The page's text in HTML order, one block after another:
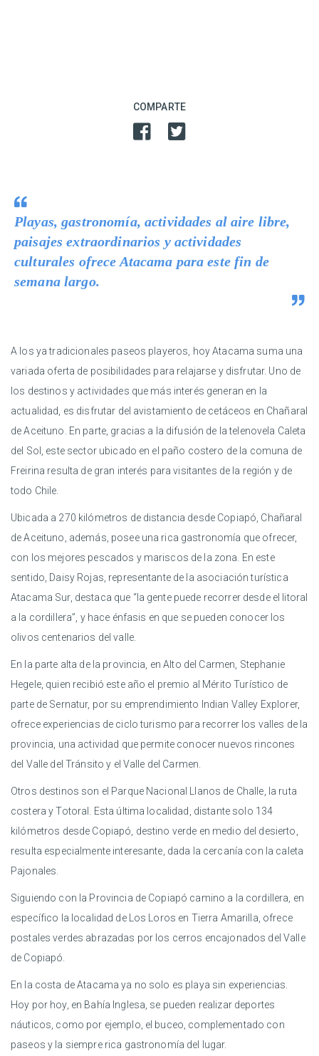
COMPARTE
Playas, gastronomía, actividades al aire libre,
paisajes extraordinarios y actividades
culturales ofrece Atacama para este fin de
semana largo.
A los ya tradicionales paseos playeros, hoy Atacama suma una
variada oferta de posibilidades para relajarse y disfrutar. Uno de
los destinos y actividades que más interés generan en la
actualidad, es disfrutar del avistamiento de cetáceos en Chañaral
de Aceituno. En parte, gracias a la difusión de la telenovela Caleta
del Sol, este sector ubicado en el paño costero de la comuna de
Freirina resulta de gran interés para visitantes de la región y de
todo Chile.
Ubicada a 270 kilómetros de distancia desde Copiapó, Chañaral
de Aceituno, además, posee una rica gastronomía que ofrecer,
con los mejores pescados y mariscos de la zona. En este
sentido, Daisy Rojas, representante de la asociación turística
Atacama Sur, destaca que “la gente puede recorrer desde el litoral
a la cordillera”, y hace énfasis en que se pueden conocer los
olivos centenarios del valle.
En la parte alta de la provincia, en Alto del Carmen, Stephanie
Hegele, quien recibió este año el premio al Mérito Turístico de
parte de Sernatur, por su emprendimiento Indian Valley Explorer,
ofrece experiencias de ciclo turismo para recorrer los valles de la
provincia, una actividad que permite conocer nuevos rincones
del Valle del Tránsito y el Valle del Carmen.
Otros destinos son el Parque Nacional Llanos de Challe, la ruta
costera y Totoral. Esta última localidad, distante solo 134
kilómetros desde Copiapó, destino verde en medio del desierto,
resulta especialmente interesante, dada la cercanía con la caleta
Pajonales.
Siguiendo con la Provincia de Copiapó camino a la cordillera, en
específico la localidad de Los Loros en Tierra Amarilla, ofrece
postales verdes abrazadas por los cerros encajonados del Valle
de Copiapó.
En la costa de Atacama ya no solo es playa sin experiencias.
Hoy por hoy, en Bahía Inglesa, se pueden realizar deportes
náuticos, como por ejemplo, el buceo, complementado con
paseos y la siempre rica gastronomía del lugar.